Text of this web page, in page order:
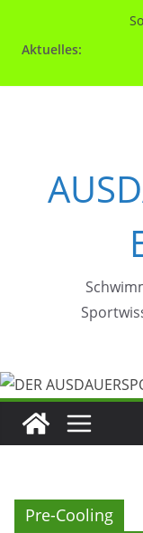
Aktuelles:
Pre-Cooling